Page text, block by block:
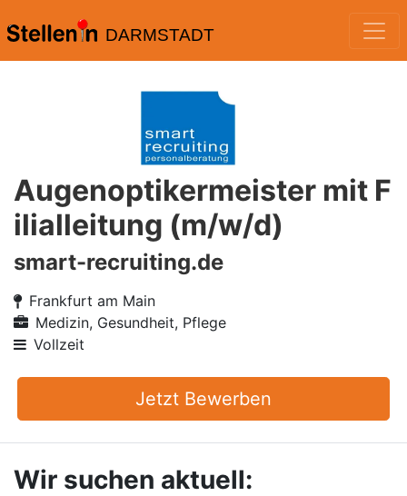
DARMSTADT
Augenoptikermeister mit F
ilialleitung (m/w/d)
smart-recruiting.de
Frankfurt am Main
Medizin, Gesundheit, Pflege
Vollzeit
Jetzt Bewerben
Wir suchen aktuell: